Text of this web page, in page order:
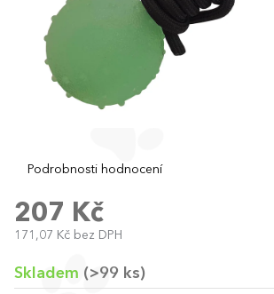
Průměrné
produktu
je
0,0
5
hvězdiček.
Podrobnosti hodnocení
207 Kč
171,07 Kč bez DPH
Měrná
Skladem (>99 ks)